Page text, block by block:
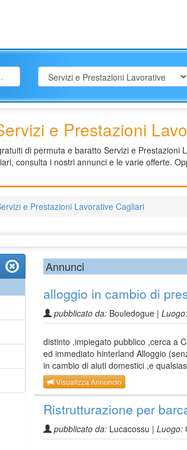
e Prestazioni
di permuta e baratto Servizi e
consulta i nostri annunci e le varie offerte.
e Prestazioni Lavorative Cagliari
Annunci
alloggio in cambio di
pubblicato da: Bouledogue | Luogo:
distinto ,impiegato pubblico ,cerca a
ed immediato hinterland Alloggio
in cambio di aiuti domestici ,e
Visualizza Annuncio
Ristrutturazione per
pubblicato da: Lucacossu | Luogo: